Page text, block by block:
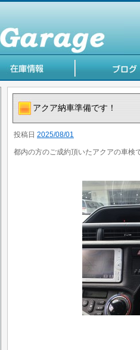
アクア納車準備です！
投稿日 2025/08/01
都内の方のご成約頂いたアクアの車検